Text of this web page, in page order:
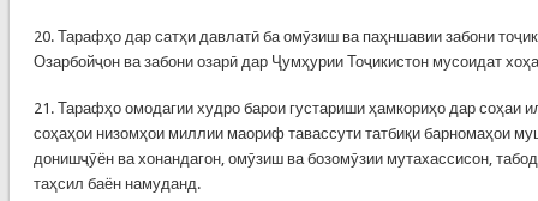
20. Тарафҳо дар сатҳи давлатӣ ба омӯзиш ва паҳншавии забони
Озарбойҷон ва забони озарӣ дар Ҷумҳурии Тоҷикистон мусоидат
21. Тарафҳо омодагии худро барои густариши ҳамкориҳо дар соҳаи
соҳаҳои низомҳои миллии маориф тавассути татбиқи барномаҳои
донишҷӯён ва хонандагон, омӯзиш ва бозомӯзии мутахассисон,
таҳсил баён намуданд.